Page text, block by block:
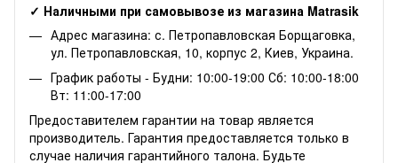
✓ Наличными при самовывозе из магазина Matrasik
Адрес магазина: с. Петропавловская Борщаговка,
ул. Петропавловская, 10, корпус 2, Киев, Украина.
График работы - Будни: 10:00-19:00 Сб: 10:00-18:00
Вт: 11:00-17:00
Предоставителем гарантии на товар является
производитель. Гарантия предоставляется только в
случае наличия гарантийного талона. Будьте